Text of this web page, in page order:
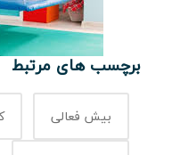
برچسب های مرتبط
بیش فعالی